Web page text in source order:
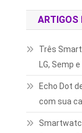
ARTIGOS
Três
LG, Semp
Echo Dot
com sua